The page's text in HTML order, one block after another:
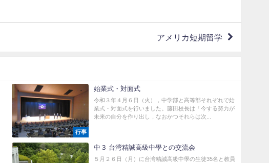
アメリカ短期留学
行事
始業式・対面式
令和３年４月６日（火），中学部と高等部それぞれで始
業式・対面式を行いました。藤田校長は「今する努力が
未来の自分を作り出し，なおかつそれらは次...
中３ 台湾精誠高級中學との交流会
５月２６日（月）に台湾精誠高級中學の生徒35名と教員